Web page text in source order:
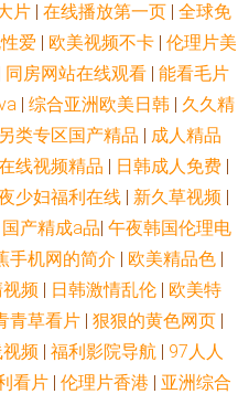
片 | 在线播放第一页 | 全球免
爱 | 欧美视频不卡 | 伦理片美
同房网站在线观看 | 能看毛片
| 综合亚洲欧美日韩 | 久久精
另类专区国产精品 | 成人精品
线视频精品 | 日韩成人免费 |
少妇福利在线 | 新久草视频 |
国产精成a品| 午夜韩国伦理电
手机网的简介 | 欧美精品色 |
频 | 日韩激情乱伦 | 欧美特
青草看片 | 狠狠的黄色网页 |
频 | 福利影院导航 | 97人人
看片 | 伦理片香港 | 亚洲综合